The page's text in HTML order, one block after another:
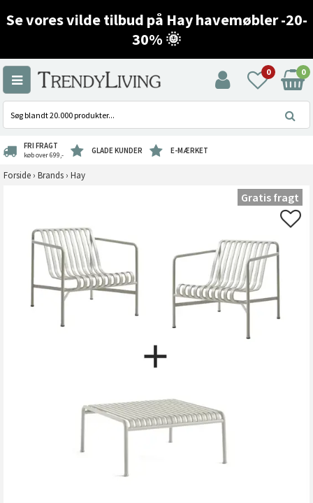
Se vores vilde tilbud på Hay havemøbler -20-
30% 🌞
0 0
FRI FRAGT
køb over 699,- GLADE KUNDER E-MÆRKET
Forside › Brands › Hay
Gratis fragt